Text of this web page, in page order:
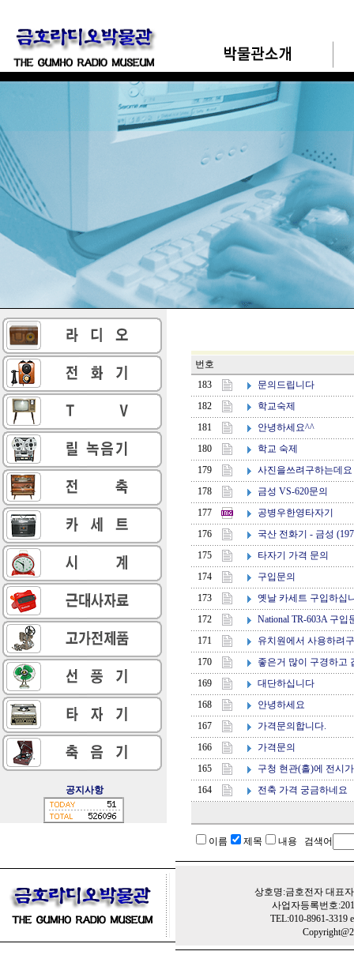
공지사항
번호
183
문의드립니다
182
학교숙제
181
안녕하세요^^
180
학교 숙제
179
사진을쓰려구하는데요
178
금성 VS-620문의
177
공병우한영타자기
176
국산 전화기 - 금성
175
타자기 가격 문의
174
구입문의
173
옛날 카세트 구입하십
172
National TR-603A 구입
171
유치원에서 사용하려
170
좋은거 많이 구경하고
169
대단하십니다
168
안녕하세요
167
가격문의합니다.
166
가격문의
165
구청 현관(홀)에 전시
164
전축 가격 궁금하네요
이름 제목 내용 검색어
상호명:금호전자 대표
사업자등록번호
TEL:010-8961-3319